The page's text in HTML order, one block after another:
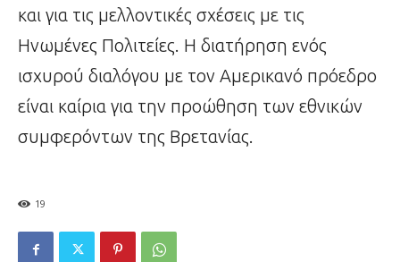
και για τις μελλοντικές σχέσεις με τις
Ηνωμένες Πολιτείες. Η διατήρηση ενός
ισχυρού διαλόγου με τον Αμερικανό πρόεδρο
είναι καίρια για την προώθηση των εθνικών
συμφερόντων της Βρετανίας.
19